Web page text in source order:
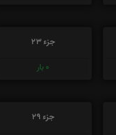
جزء 23
0 بار
جزء 29